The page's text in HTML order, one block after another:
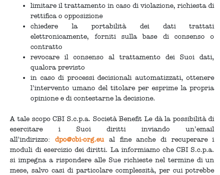
limitare il trattamento in caso di violazione, richiesta di
rettifica o opposizione
chiedere la portabilità dei dati trattati
elettronicamente, forniti sulla base di consenso o
contratto
revocare il consenso al trattamento dei Suoi dati,
qualora previsto
in caso di processi decisionali automatizzati, ottenere
l’intervento umano del titolare per esprime la propria
opinione e di contestarne la decisione.
A tale scopo CBI S.c.p.a. Società Benefit Le dà la possibilità di
esercitare i Suoi diritti inviando un’email
all’indirizzo:dpo@cbi-org.eu al fine anche di recuperare i
moduli di esercizio dei diritti. La informiamo che CBI S.c.p.a.
si impegna a rispondere alle Sue richieste nel termine di un
mese, salvo casi di particolare complessità, per cui potrebbe